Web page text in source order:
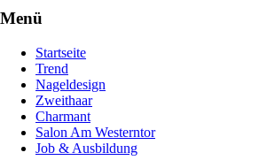
Menü
Startseite
Trend
Nageldesign
Zweithaar
Charmant
Salon Am Westerntor
Job & Ausbildung